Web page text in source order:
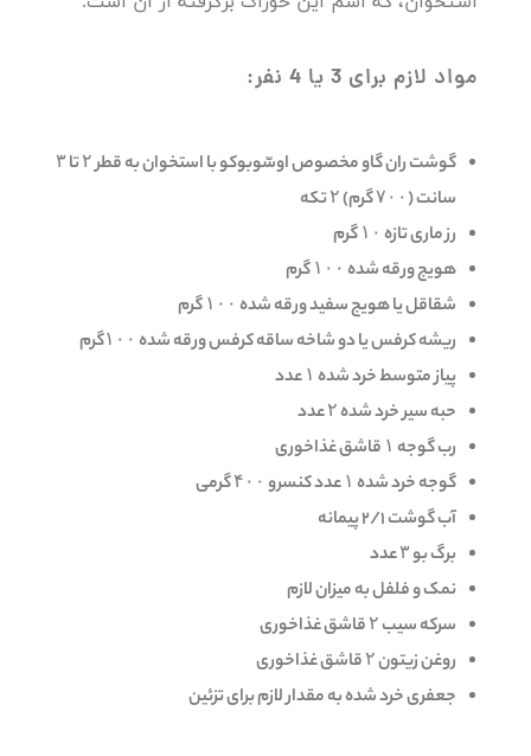
مواد لازم برای 3 یا 4 نفر:
گوشت ران گاو مخصوص اوسّوبوکو با استخوان به قطر ۲ تا ۳
سانت (۷۰۰ گرم) ۲ تکه
رز ماری تازه ۱۰ گرم
هویج ورقه شده ۱۰۰ گرم
شقاقل یا هویج سفید ورقه شده ۱۰۰ گرم
ریشه کرفس یا دو شاخه ساقه کرفس ورقه شده ۱۰۰گرم
پیاز متوسط خرد شده ۱ عدد
حبه سیر خرد شده ۲ عدد
رب گوجه ۱ قاشق غذاخوری
گوجه خرد شده ۱ عدد کنسرو ۴۰۰ گرمی
آب گوشت 2/1 پیمانه
برگ بو ۳ عدد
نمک و فلفل به میزان لازم
سرکه سیب ۲ قاشق غذاخوری
روغن زیتون ۲ قاشق غذاخوری
جعفری خرد شده به مقدار لازم برای تزئین